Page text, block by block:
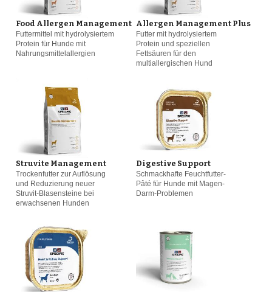
Hautprobleme
Harn-Probleme
Food Allergen Management
Futtermittel mit hydrolysiertem
Protein für Hunde mit
Nahrungsmittelallergien
Allergen Management Plus
Futter mit hydrolysiertem
Protein und speziellen
Fettsäuren für den
multiallergischen Hund
Struvite Management
Trockenfutter zur Auflösung
und Reduzierung neuer
Struvit-Blasensteine bei
erwachsenen Hunden
Digestive Support
Schmackhafte Feuchtfutter-
Pâté für Hunde mit Magen-
Darm-Problemen